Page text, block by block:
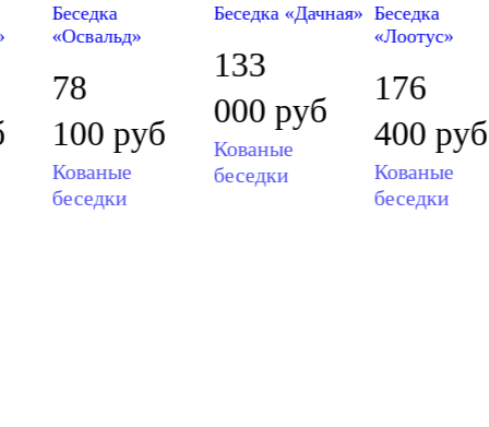
Беседка
«Освальд»
78
100 руб
Кованые
беседки
Беседка «Дачная»
133
000 руб
Кованые
беседки
Беседка
«Лоотус»
176
400 руб
Кованые
беседки